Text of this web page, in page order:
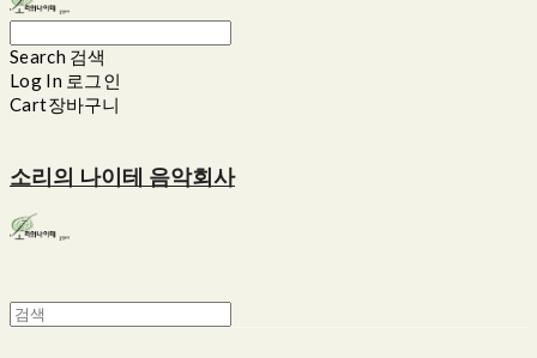
Search 검색
Log In 로그인
Cart장바구니
소리의 나이테 음악회사